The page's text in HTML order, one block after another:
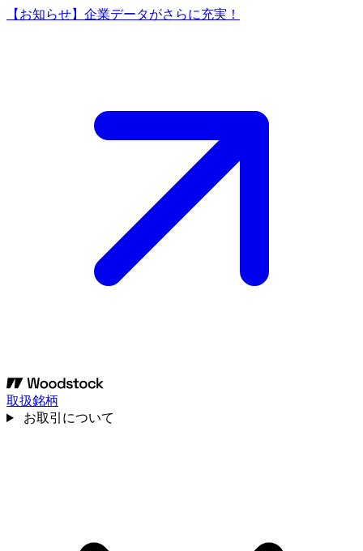
【お知らせ】企業データがさらに充実！
取扱銘柄
お取引について